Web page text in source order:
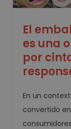
El
es una
por
En un
convertido